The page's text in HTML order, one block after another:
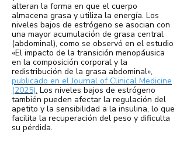
alteran la forma en que el cuerpo
almacena grasa y utiliza la energía. Los
niveles bajos de estrógeno se asocian con
una mayor acumulación de grasa central
(abdominal), como se observó en el estudio
«El impacto de la transición menopáusica
en la composición corporal y la
redistribución de la grasa abdominal»,
publicado en el Journal of Clinical Medicine
(2025). Los niveles bajos de estrógeno
también pueden afectar la regulación del
apetito y la sensibilidad a la insulina, lo que
facilita la recuperación del peso y dificulta
su pérdida.